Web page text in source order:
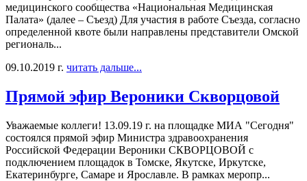
медицинского сообщества «Национальная Медицинская
Палата» (далее – Съезд) Для участия в работе Съезда, согласно
определенной квоте были направлены представители Омской
региональ...
09.10.2019 г. читать дальше...
Прямой эфир Вероники Скворцовой
Уважаемые коллеги! 13.09.19 г. на площадке МИА "Сегодня"
состоялся прямой эфир Министра здравоохранения
Российской Федерации Вероники СКВОРЦОВОЙ с
подключением площадок в Томске, Якутске, Иркутске,
Екатеринбурге, Самаре и Ярославле. В рамках меропр...